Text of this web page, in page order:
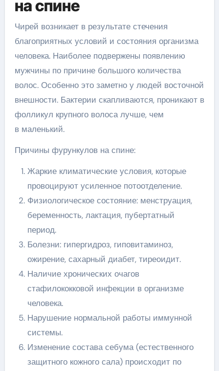
на спине
Чирей возникает в результате стечения
благоприятных условий и состояния организма
человека. Наиболее подвержены появлению
мужчины по причине большого количества
волос. Особенно это заметно у людей восточной
внешности. Бактерии скапливаются, проникают в
фолликул крупного волоса лучше, чем
в маленький.
Причины фурункулов на спине:
Жаркие климатические условия, которые
провоцируют усиленное потоотделение.
Физиологическое состояние: менструация,
беременность, лактация, пубертатный
период.
Болезни: гипергидроз, гиповитаминоз,
ожирение, сахарный диабет, тиреоидит.
Наличие хронических очагов
стафилококковой инфекции в организме
человека.
Нарушение нормальной работы иммунной
системы.
Изменение состава себума (естественного
защитного кожного сала) происходит по